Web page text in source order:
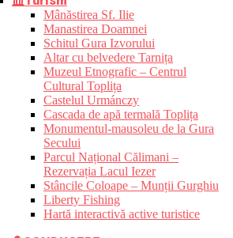
Mânăstirea Sf. Ilie
Manastirea Doamnei
Schitul Gura Izvorului
Altar cu belvedere Tarnița
Muzeul Etnografic – Centrul
Cultural Toplița
Castelul Urmánczy
Cascada de apă termală Toplița
Monumentul-mausoleu de la Gura
Secului
Parcul Național Călimani –
Rezervația Lacul Iezer
Stâncile Coloape – Munții Gurghiu
Liberty Fishing
Hartă interactivă active turistice